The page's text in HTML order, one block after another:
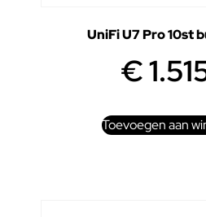
UniFi U7 Pro 10st
€
Toevoegen aan